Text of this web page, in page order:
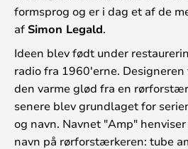
formsprog og er i dag et af de
af Simon Legald.
Ideen blev født under
radio fra 1960'erne.
den varme glød fra en
senere blev grundlaget for
og navn. Navnet "Amp"
navn på rørforstærkeren: tube